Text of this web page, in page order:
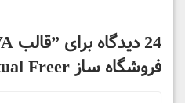
24 دیدگاه برای ”
فروشگاه ساز Virtual Freer